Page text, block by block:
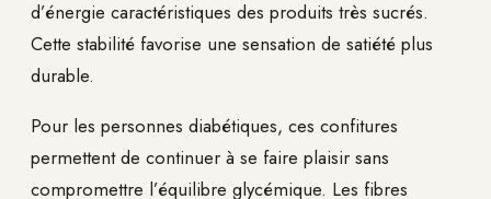
d’énergie caractéristiques des produits très sucrés.
Cette stabilité favorise une sensation de satiété plus
durable.
Pour les personnes diabétiques, ces confitures
permettent de continuer à se faire plaisir sans
compromettre l’équilibre glycémique. Les fibres